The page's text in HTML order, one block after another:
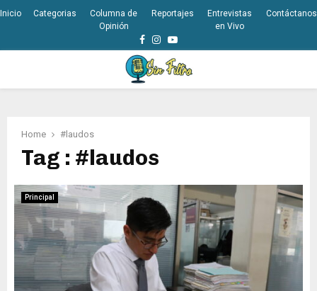
Inicio Categorias
Columna de
Opinión
Reportajes
Entrevistas
en Vivo
Contáctanos
Facebook
Instagram
Youtube
Home #laudos
Tag : #laudos
Principal